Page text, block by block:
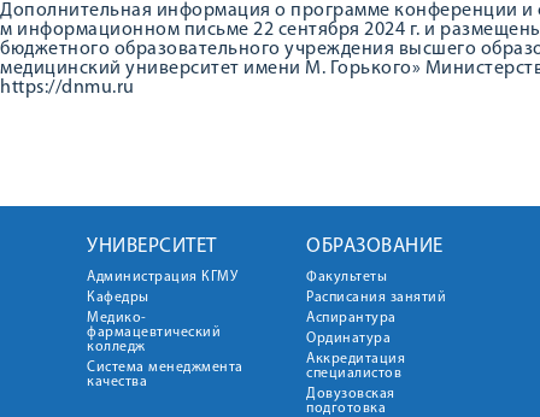
Дополнительная информация о программе конференции и
м информационном письме 22 сентября 2024 г. и
бюджетного образовательного учреждения высшего
медицинский университет имени М. Горького»
https://dnmu.ru
УНИВЕРСИТЕТ
Администрация КГМУ
Кафедры
Медико-
фармацевтический
колледж
Система менеджмента
качества
ОБРАЗОВАНИЕ
Факультеты
Расписания занятий
Аспирантура
Ординатура
Аккредитация
специалистов
Довузовская
подготовка